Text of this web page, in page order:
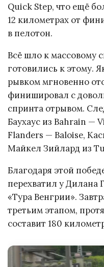
Quick Step, что ещё
12 километрах от
в пелотон.
Всё шло к массовому
готовились к этому.
рывком мгновенно
финишировал с
спринта отрывом.
Баухаус из Bahrain —
Flanders — Baloise,
Майкел Зийлард из
Благодаря этой
перехватил у Дилана
«Тура Венгрии».
третьим этапом,
составит 180